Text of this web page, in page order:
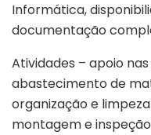
Informática,
documentação
Atividades – apoio
abastecimento de
organização e
montagem e